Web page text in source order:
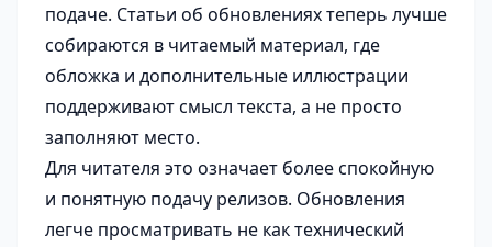
подаче. Статьи об обновлениях теперь лучше
собираются в читаемый материал, где
обложка и дополнительные иллюстрации
поддерживают смысл текста, а не просто
заполняют место.
Для читателя это означает более спокойную
и понятную подачу релизов. Обновления
легче просматривать не как технический